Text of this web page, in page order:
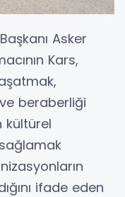
Asker
Kars,
beraberliği
kültürel
ifade eden